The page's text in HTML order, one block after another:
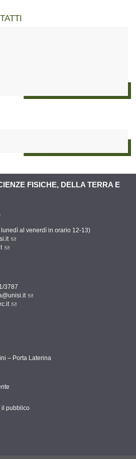
FISICHE, DELLA TERRA E
al venerdì in orario 12-13)
3787
– Porta Laterina
il pubblico